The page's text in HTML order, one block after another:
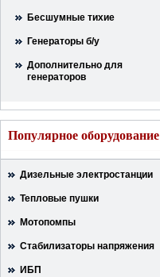
Бесшумные тихие
Генераторы б/у
Дополнительно для
генераторов
Популярное оборудование
Дизельные электростанции
Тепловые пушки
Мотопомпы
Стабилизаторы напряжения
ИБП